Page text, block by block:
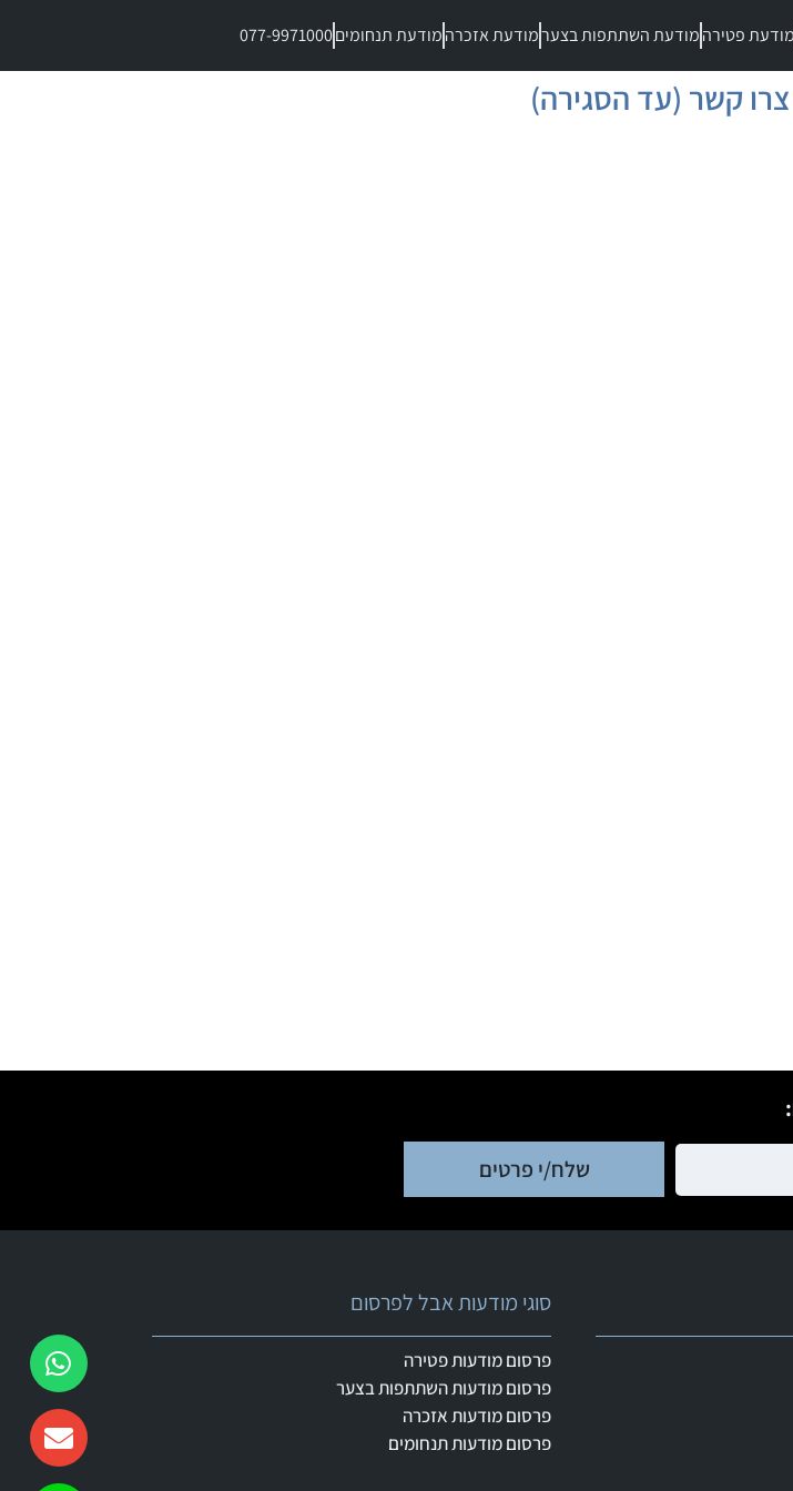
מודעת פטירהמודעת השתתפות בצערמודעת אזכרהמודעת תנחומים077-9971000
קשר (עד הסגירה)
שלח/י פרטים
סוגי מודעות אבל לפרסום
פרסום מודעות פטירה
פרסום מודעות השתתפות בצער
פרסום מודעות אזכרה
פרסום מודעות תנחומים